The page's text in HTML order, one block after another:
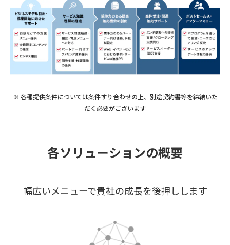
各種提供条件については条件すり合わせの上、別途契約書等を締結いた
だく必要がございます
各ソリューションの概要
幅広いメニューで貴社の成長を後押しします